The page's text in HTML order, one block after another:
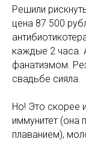
Решили
цена 87 500
каждые 2 часа.
фанатизмом.
свадьбе сияла.
Но! Это скорее
иммунитет (она
плаванием),